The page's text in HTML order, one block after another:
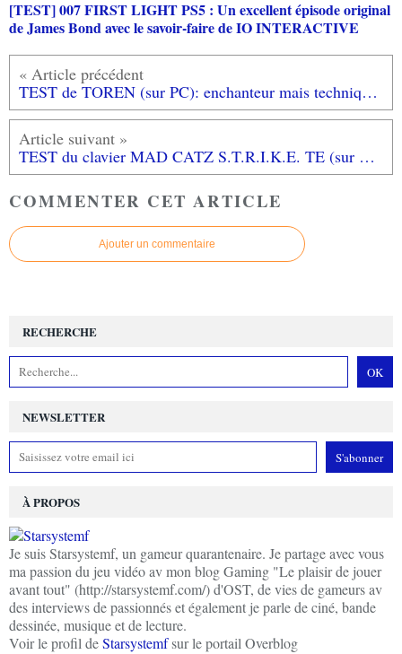
[TEST] 007 FIRST LIGHT PS5 : Un excellent épisode original
de James Bond avec le savoir-faire de IO INTERACTIVE
TEST de TOREN (sur PC): enchanteur mais techniquement pas à la hauteur...
TEST du clavier MAD CATZ S.T.R.I.K.E. TE (sur PC): un clavier pour les gameurs acharnés!
COMMENTER CET ARTICLE
Ajouter un commentaire
NEWSLETTER
RECHERCHE
À PROPOS
Je suis Starsystemf, un gameur quarantenaire. Je partage avec vous
ma passion du jeu vidéo av mon blog Gaming "Le plaisir de jouer
avant tout" (http://starsystemf.com/) d'OST, de vies de gameurs av
des interviews de passionnés et également je parle de ciné, bande
dessinée, musique et de lecture.
Voir le profil deStarsystemfsur le portail Overblog